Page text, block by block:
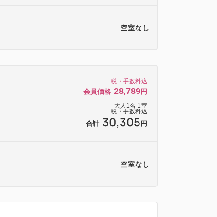
空室なし
税・手数料込
会員価格 28,789円
大人 1名 1室
税・手数料込
合計 30,305 円
空室なし